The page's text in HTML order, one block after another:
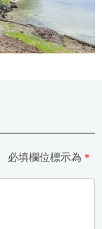
必填欄位標示為 *